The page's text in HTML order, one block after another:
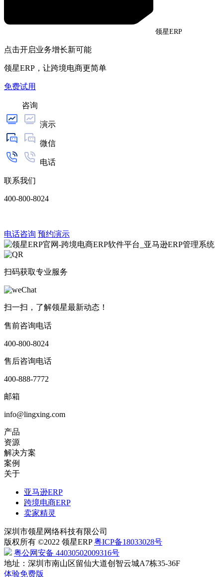
领星ERP
点击开启业务增长新可能
领星ERP，让跨境电商更简单
免费试用
咨询
演示
微信
电话
联系我们
400-800-8024
电话咨询 预约演示
扫码获取专业服务
扫一扫，了解领星最新动态！
售前咨询电话
400-800-8024
售后咨询电话
400-888-7772
邮箱
info@lingxing.com
产品
资源
解决方案
案例
关于
亚马逊ERP
跨境电商ERP
卖家精灵
深圳市领星网络科技有限公司
版权所有 ©2022 领星ERP粤ICP备18033028号
粤公网安备 44030502009316号
地址：深圳市南山区留仙大道创智云城A7栋35-36F
体验免费版